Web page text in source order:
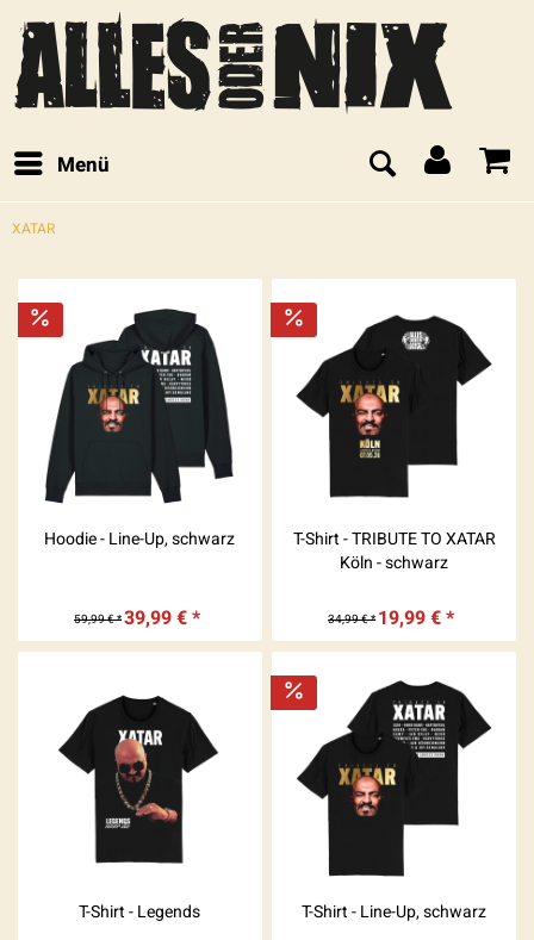
Menü
XATAR
Hoodie - Line-Up, schwarz
59,99 € *39,99 € *
T-Shirt - TRIBUTE TO XATAR
Köln - schwarz
34,99 € * 19,99 € *
T-Shirt - Legends T-Shirt - Line-Up, schwarz